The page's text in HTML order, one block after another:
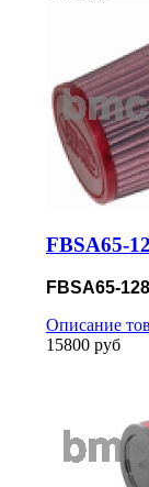
FBSA65-
FBSA65-128
Описание
15800 руб